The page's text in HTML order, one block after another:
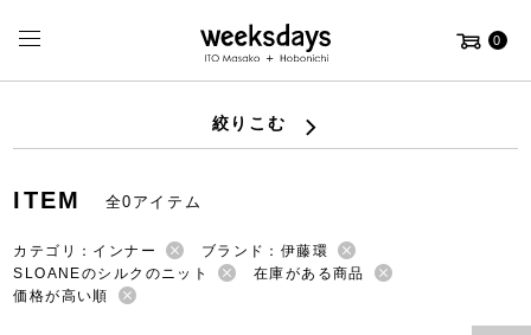
0
絞りこむ
ITEM 全0アイテム
カテゴリ：インナー
ブランド：伊藤環
SLOANEのシルクのニット
在庫がある商品
価格が高い順